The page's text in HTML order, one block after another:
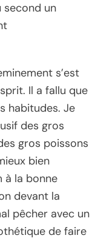
second un
s’est
Il a fallu que
habitudes. Je
des gros
gros poissons
bien
à la bonne
devant la
pêcher avec un
de faire